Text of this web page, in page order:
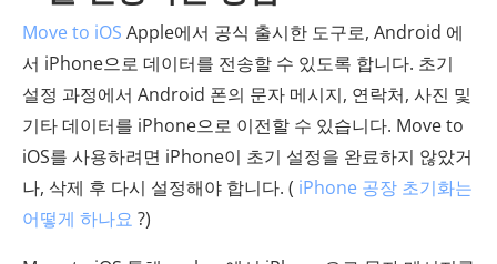
Move to iOS Apple에서 공식 출시한 도구로, Android 에
서 iPhone으로 데이터를 전송할 수 있도록 합니다. 초기
설정 과정에서 Android 폰의 문자 메시지, 연락처, 사진 및
기타 데이터를 iPhone으로 이전할 수 있습니다. Move to
iOS를 사용하려면 iPhone이 초기 설정을 완료하지 않았거
나, 삭제 후 다시 설정해야 합니다. ( iPhone 공장 초기화는
어떻게 하나요 ?)